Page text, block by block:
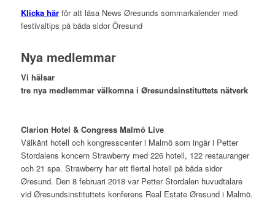
Klicka härför att läsa News Øresunds sommarkalender med
festivaltips på båda sidor Öresund
Nya medlemmar
Vi hälsar
tre nya medlemmar välkomna i Øresundsinstituttets nätverk
Clarion Hotel & Congress Malmö Live
Välkänt hotell och kongresscenter i Malmö som ingår i Petter
Stordalens koncern Strawberry med 226 hotell, 122 restauranger
och 21 spa. Strawberry har ett flertal hotell på båda sidor
Øresund. Den 8 februari 2018 var Petter Stordalen huvudtalare
vid Øresundsinstituttets konferens Real Estate Øresund i Malmö.